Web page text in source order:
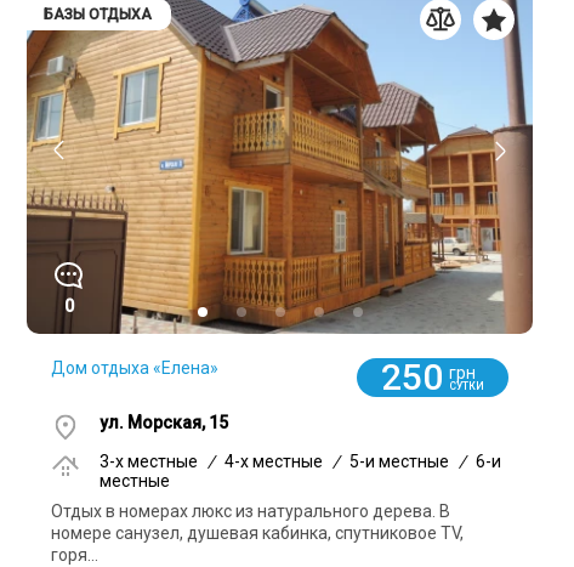
БАЗЫ ОТДЫХА
0
Дом отдыха «Елена» 250 грн
СУТКИ
ул. Морская, 15
3-x местные
/ 4-x местные / 5-и местные / 6-и
местные
Отдых в номерах люкс из натурального дерева. В
номере санузел, душевая кабинка, спутниковое TV,
горя...